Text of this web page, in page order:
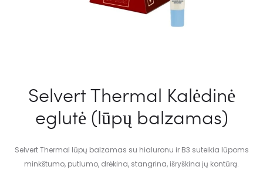
Selvert Thermal Kalėdinė
eglutė (lūpų balzamas)
Selvert Thermal lūpų balzamas su hialuronu ir B3 suteikia lūpoms
minkštumo, putlumo, drėkina, stangrina, išryškina jų kontūrą.